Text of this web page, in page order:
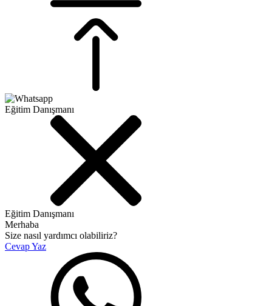
Eğitim Danışmanı
Eğitim Danışmanı
Merhaba
Size nasıl yardımcı olabiliriz?
Cevap Yaz